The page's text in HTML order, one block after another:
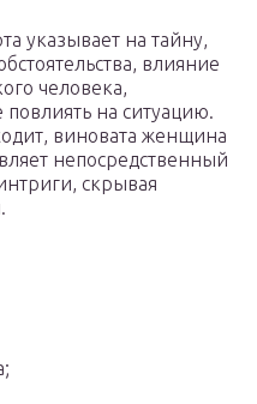
указывает на тайну,
влияние
человека,
повлиять на ситуацию.
виновата женщина
непосредственный
скрывая